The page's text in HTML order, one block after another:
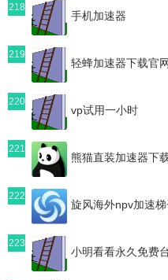
218
手机加速器
219
轻蜂加速器下载官网
220
vp试用一小时
221
熊猫直装加速器下
222
旋风海外npv加速
223
小明看看永久免费